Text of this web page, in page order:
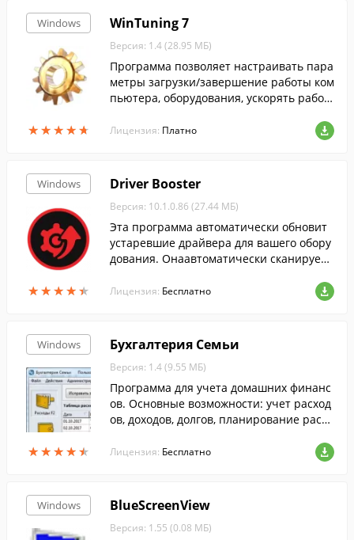
Windows
★★★★★
★★★★★
WinTuning 7
Версия: 1.4 (28.95 МБ)
Программа позволяет настраивать пара
метры загрузки/завершение работы ком
пьютера, оборудования, ускорять работ
скрытые настройки Windows 7.
Лицензия: Платно
Windows
★★★★★
★★★★★
Driver Booster
Версия: 10.1.0.86 (27.44 МБ)
Эта программа автоматически обновит
устаревшие драйвера для вашего обору
дования. Онаавтоматически сканирует
йвера....
Лицензия: Бесплатно
Windows
★★★★★
★★★★★
Бухгалтерия Семьи
Версия: 1.4 (9.55 МБ)
Программа для учета домашних финанс
ов. Основные возможности: учет расход
ов, доходов, долгов, планирование расхо
Лицензия: Бесплатно
Windows BlueScreenView
Версия: 1.55 (0.08 МБ)